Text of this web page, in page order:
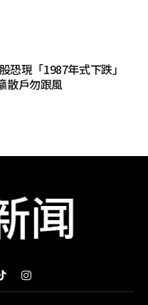
恐現「1987年式下跌」
散戶勿跟風
TikTokInstagram